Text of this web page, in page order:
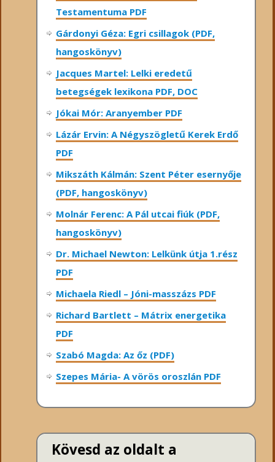
Testamentuma PDF
Gárdonyi Géza: Egri csillagok (PDF,
hangoskönyv)
Jacques Martel: Lelki eredetű
betegségek lexikona PDF, DOC
Jókai Mór: Aranyember PDF
Lázár Ervin: A Négyszögletű Kerek Erdő
PDF
Mikszáth Kálmán: Szent Péter esernyője
(PDF, hangoskönyv)
Molnár Ferenc: A Pál utcai fiúk (PDF,
hangoskönyv)
Dr. Michael Newton: Lelkünk útja 1.rész
PDF
Michaela Riedl – Jóni-masszázs PDF
Richard Bartlett – Mátrix energetika
PDF
Szabó Magda: Az őz (PDF)
Szepes Mária- A vörös oroszlán PDF
Kövesd az oldalt a